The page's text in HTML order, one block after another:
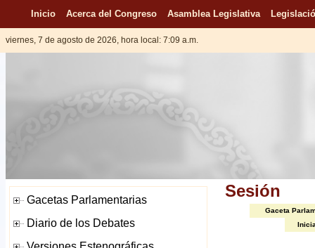
Inicio Acerca del Congreso Asamblea Legislativa
viernes, 7 de agosto de 2026, hora local: 7:09 a.m.
Sesión
Gaceta